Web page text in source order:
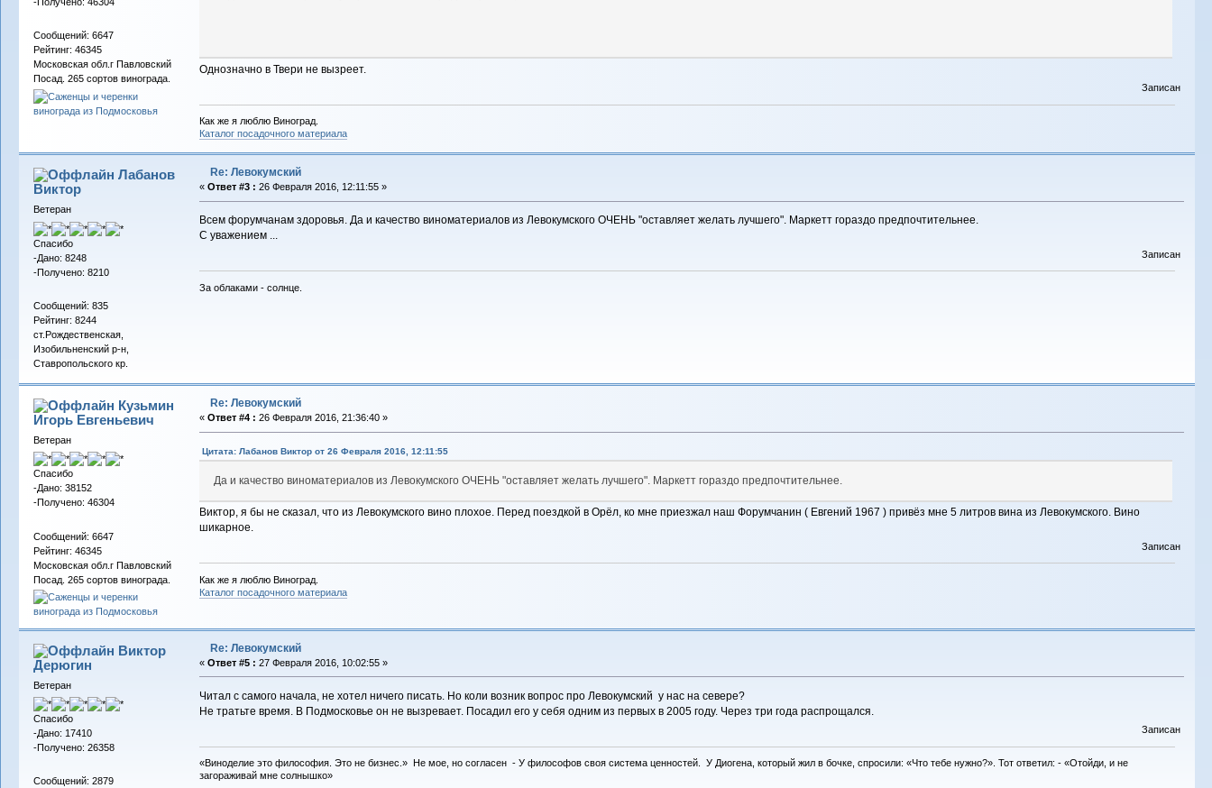
Сообщений: 6647
Рейтинг: 46345
Московская обл.г Павловский
Посад. 265 сортов винограда.
Однозначно в Твери не вызреет.
Записан
Как же я люблю Виноград.
Каталог посадочного материала
Лабанов
Виктор
Ветеран
Спасибо
-Дано: 8248
-Получено: 8210
Сообщений: 835
Рейтинг: 8244
ст.Рождественская,
Изобильненский р-н,
Ставропольского кр.
Re: Левокумский
« Ответ #3 : 26 Февраля 2016, 12:11:55 »
Всем форумчанам здоровья. Да и качество виноматериалов из Левокумского ОЧЕНЬ "оставляет желать лучшего". Маркетт гораздо предпочтительнее.
С уважением ...
Записан
За облаками - солнце.
Кузьмин
Игорь Евгеньевич
Ветеран
Спасибо
-Дано: 38152
-Получено: 46304
Сообщений: 6647
Рейтинг: 46345
Московская обл.г Павловский
Посад. 265 сортов винограда.
Re: Левокумский
« Ответ #4 : 26 Февраля 2016, 21:36:40 »
Цитата: Лабанов Виктор от 26 Февраля 2016, 12:11:55
Да и качество виноматериалов из Левокумского ОЧЕНЬ "оставляет желать лучшего". Маркетт гораздо предпочтительнее.
Виктор, я бы не сказал, что из Левокумского вино плохое. Перед поездкой в Орёл, ко мне приезжал наш Форумчанин ( Евгений 1967 ) привёз мне 5 литров вина из Левокумского. Вино
шикарное.
Записан
Как же я люблю Виноград.
Каталог посадочного материала
Виктор
Дерюгин
Ветеран
Спасибо
-Дано: 17410
-Получено: 26358
Сообщений: 2879
Re: Левокумский
« Ответ #5 : 27 Февраля 2016, 10:02:55 »
Читал с самого начала, не хотел ничего писать. Но коли возник вопрос про Левокумский у нас на севере?
Не тратьте время. В Подмосковье он не вызревает. Посадил его у себя одним из первых в 2005 году. Через три года распрощался.
Записан
«Виноделие это философия. Это не бизнес.» Не мое, но согласен - У философов своя система ценностей. У Диогена, который жил в бочке, спросили: «Что тебе нужно?». Тот ответил: - «Отойди, и не
загораживай мне солнышко»